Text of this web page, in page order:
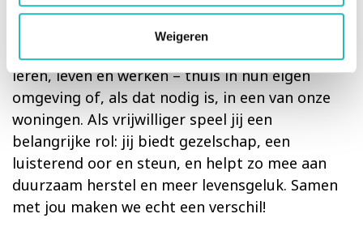
Weigeren
specialistische ggz-begeleiding aan mensen die
psychisch kwetsbaar zijn, van jongvolwassenen
tot ouderen. We ondersteunen hen bij wonen,
leren, leven en werken – thuis in hun eigen
omgeving of, als dat nodig is, in een van onze
woningen. Als vrijwilliger speel jij een
belangrijke rol: jij biedt gezelschap, een
luisterend oor en steun, en helpt zo mee aan
duurzaam herstel en meer levensgeluk. Samen
met jou maken we echt een verschil!